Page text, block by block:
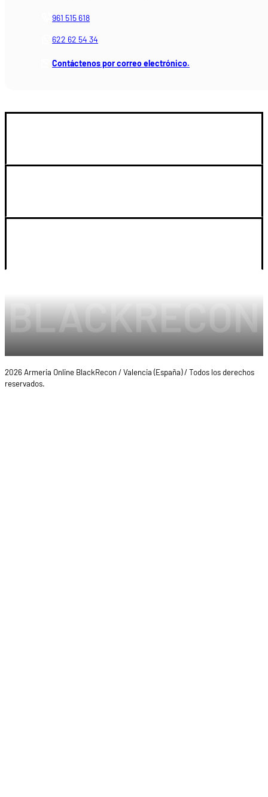
961 515 618
622 62 54 34
Contáctenos por correo electrónico.
2026 Armeria Online BlackRecon / Valencia (España) / Todos los derechos
reservados.